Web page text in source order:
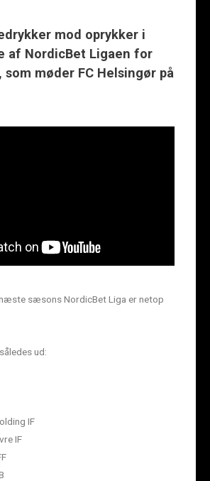
mod oprykker i
af NordicBet Ligaen for
som møder FC Helsingør på
sæsons NordicBet Liga er netop
ud:
IF
IF